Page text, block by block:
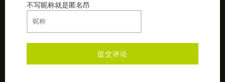
不写昵称就是匿名昂